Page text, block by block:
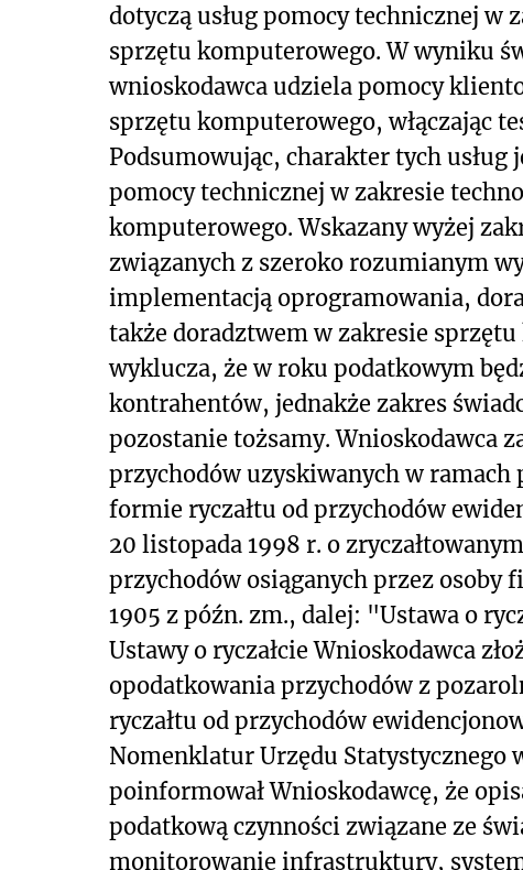
dotyczą usług pomocy technicznej
sprzętu komputerowego. W wyniku
wnioskodawca udziela pomocy
sprzętu komputerowego, włączając
Podsumowując, charakter tych
pomocy technicznej w zakresie
komputerowego. Wskazany wyżej
związanych z szeroko rozumianym
implementacją oprogramowania,
także doradztwem w zakresie
wyklucza, że w roku podatkowym
kontrahentów, jednakże zakres
pozostanie tożsamy. Wnioskodawca
przychodów uzyskiwanych w ramach
formie ryczałtu od przychodów
20 listopada 1998 r. o
przychodów osiąganych przez osoby
1905 z późn. zm., dalej: "Ustawa o
Ustawy o ryczałcie Wnioskodawca
opodatkowania przychodów z
ryczałtu od przychodów
Nomenklatur Urzędu
poinformował Wnioskodawcę, że
podatkową czynności związane ze
monitorowanie infrastruktury,